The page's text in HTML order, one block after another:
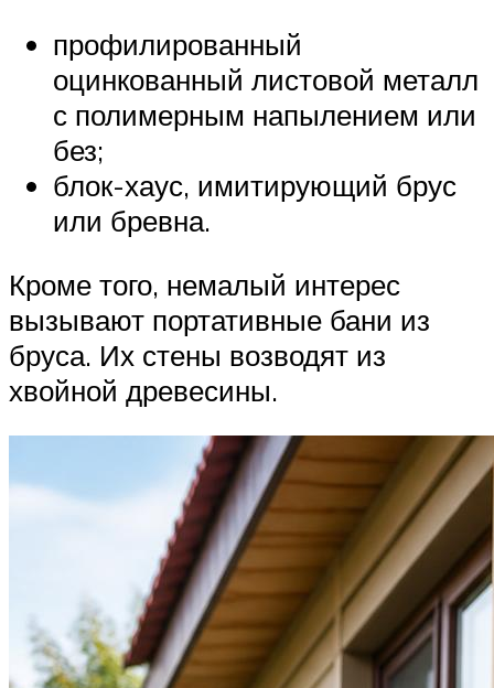
профилированный
оцинкованный листовой металл
с полимерным напылением или
без;
блок-хаус, имитирующий брус
или бревна.
Кроме того, немалый интерес
вызывают портативные бани из
бруса. Их стены возводят из
хвойной древесины.